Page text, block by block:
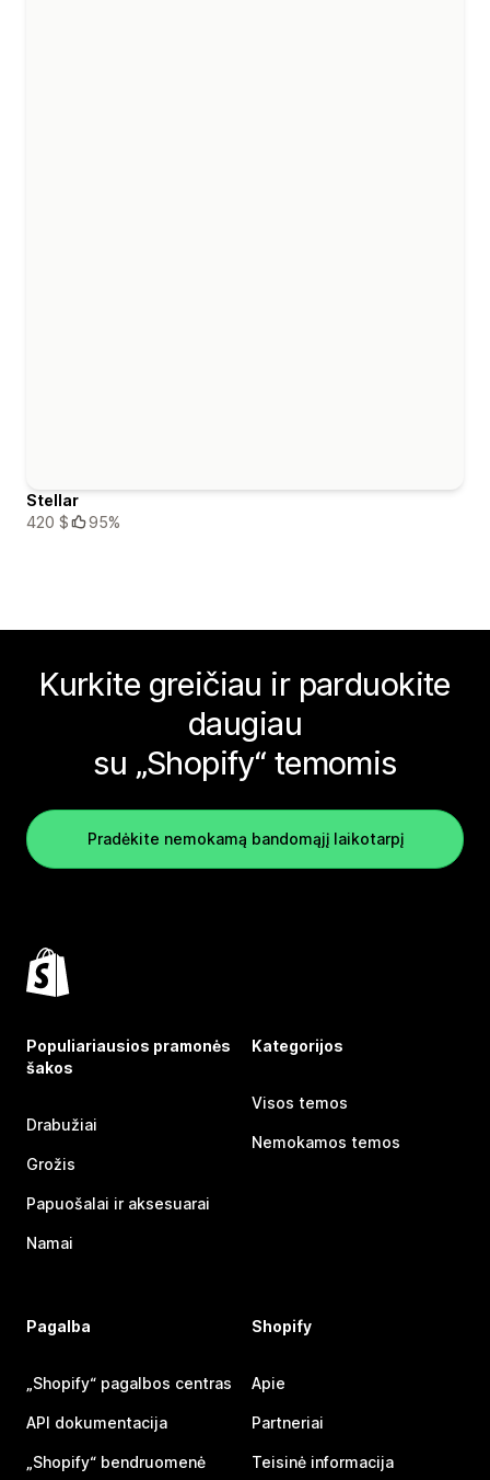
Stellar
420 $
95%
Kurkite greičiau ir parduokite
daugiau
su „Shopify“ temomis
Pradėkite nemokamą bandomąjį laikotarpį
Populiariausios pramonės
šakos
Drabužiai
Grožis
Papuošalai ir aksesuarai
Namai
Kategorijos
Visos temos
Nemokamos temos
Pagalba
„Shopify“ pagalbos centras
API dokumentacija
„Shopify“ bendruomenė
Shopify
Apie
Partneriai
Teisinė informacija